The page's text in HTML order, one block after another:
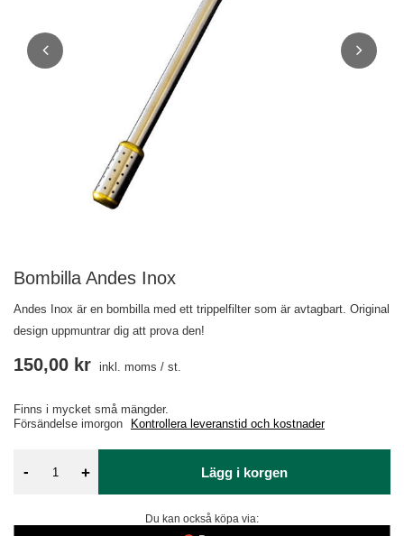
Bombilla Andes Inox
Andes Inox är en bombilla med ett trippelfilter som är avtagbart. Original
design uppmuntrar dig att prova den!
Finns i mycket små mängder
Försändelse imorgon Kontrollera leveranstid och kostnader
150,00 kr inkl. moms / st.
- + Lägg i korgen
Du kan också köpa via: